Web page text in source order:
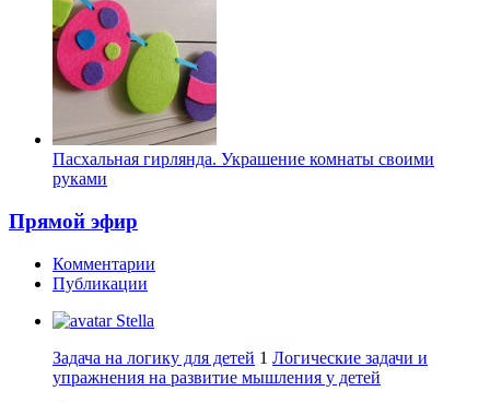
Пасхальная гирлянда. Украшение комнаты своими
руками
Прямой эфир
Комментарии
Публикации
Stella
Задача на логику для детей 1 Логические задачи и
упражнения на развитие мышления у детей